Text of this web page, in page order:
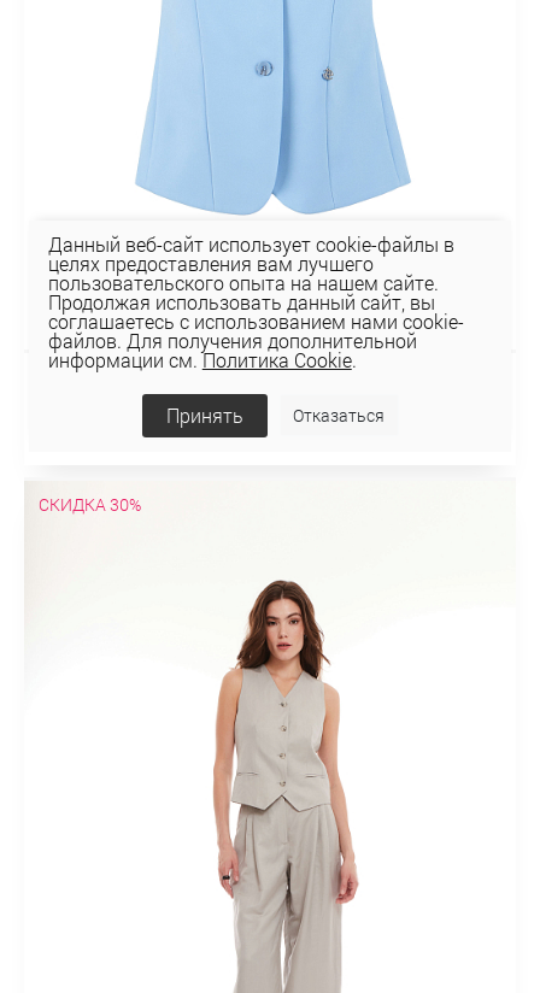
ЖИЛЕТ 1К-2022
223,20 руб
СКИДКА 30%
Данный веб-сайт использует cookie-файлы в
целях предоставления вам лучшего
пользовательского опыта на нашем сайте.
Продолжая использовать данный сайт, вы
соглашаетесь с использованием нами cookie-
файлов. Для получения дополнительной
информации см.Политика Cookie.
Принять Отказаться